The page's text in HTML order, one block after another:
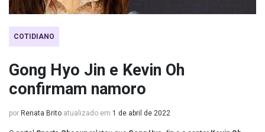
COTIDIANO
Gong Hyo Jin e Kevin Oh
confirmam namoro
por Renata Brito atualizado em 1 de abril de 2022